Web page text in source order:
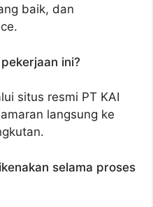
baik, dan
ini?
situs resmi PT KAI
langsung ke
selama proses